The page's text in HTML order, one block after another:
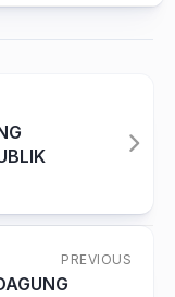
PREVIOUS